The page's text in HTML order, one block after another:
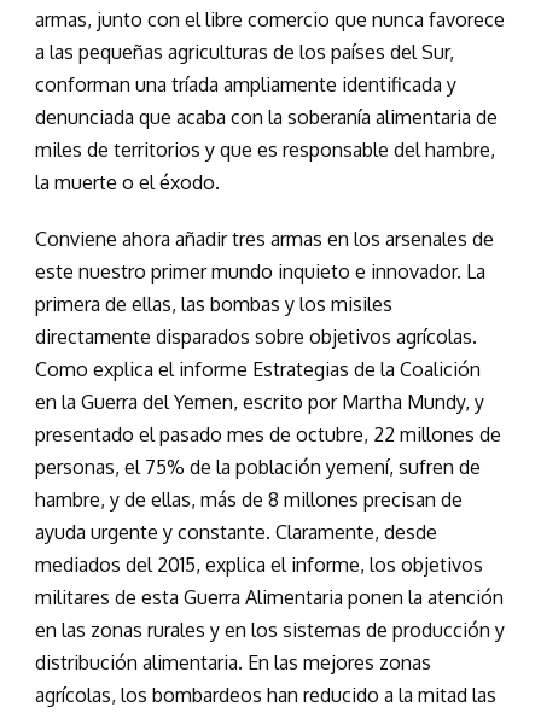
armas, junto con el libre comercio que nunca favorece
a las pequeñas agriculturas de los países del Sur,
conforman una tríada ampliamente identificada y
denunciada que acaba con la soberanía alimentaria de
miles de territorios y que es responsable del hambre,
la muerte o el éxodo.
Conviene ahora añadir tres armas en los arsenales de
este nuestro primer mundo inquieto e innovador. La
primera de ellas, las bombas y los misiles
directamente disparados sobre objetivos agrícolas.
Como explica el informe Estrategias de la Coalición
en la Guerra del Yemen, escrito por Martha Mundy, y
presentado el pasado mes de octubre, 22 millones de
personas, el 75% de la población yemení, sufren de
hambre, y de ellas, más de 8 millones precisan de
ayuda urgente y constante. Claramente, desde
mediados del 2015, explica el informe, los objetivos
militares de esta Guerra Alimentaria ponen la atención
en las zonas rurales y en los sistemas de producción y
distribución alimentaria. En las mejores zonas
agrícolas, los bombardeos han reducido a la mitad las